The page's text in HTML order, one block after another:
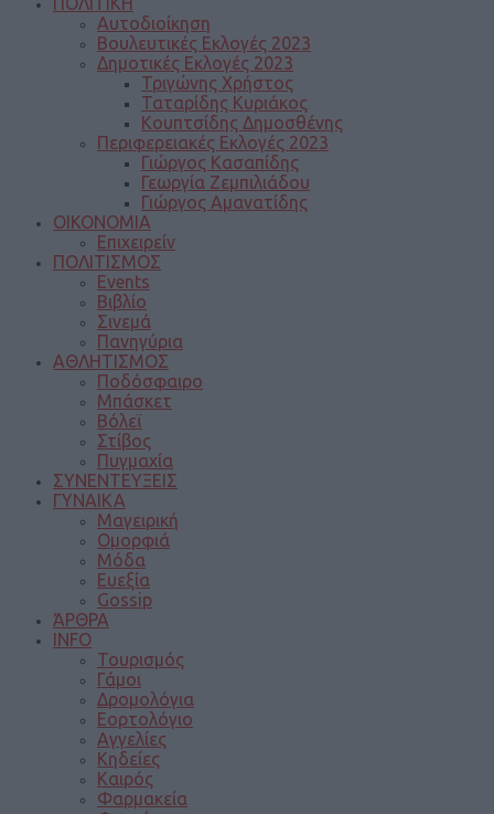
Αυτοδιοίκηση
Βουλευτικές Εκλογές 2023
Δημοτικές Εκλογές 2023
Τριγώνης Χρήστος
Ταταρίδης Κυριάκος
Κουπτσίδης Δημοσθένης
Περιφερειακές Εκλογές 2023
Γιώργος Κασαπίδης
Γεωργία Ζεμπιλιάδου
Γιώργος Αμανατίδης
ΟΙΚΟΝΟΜΙΑ
Επιχειρείν
ΠΟΛΙΤΙΣΜΟΣ
Events
Βιβλίο
Σινεμά
Πανηγύρια
ΑΘΛΗΤΙΣΜΟΣ
Ποδόσφαιρο
Μπάσκετ
Βόλεϊ
Στίβος
Πυγμαχία
ΣΥΝΕΝΤΕΥΞΕΙΣ
ΓΥΝΑΙΚΑ
Μαγειρική
Ομορφιά
Μόδα
Ευεξία
Gossip
ΆΡΘΡΑ
INFO
Τουρισμός
Γάμοι
Δρομολόγια
Εορτολόγιο
Αγγελίες
Κηδείες
Καιρός
Φαρμακεία